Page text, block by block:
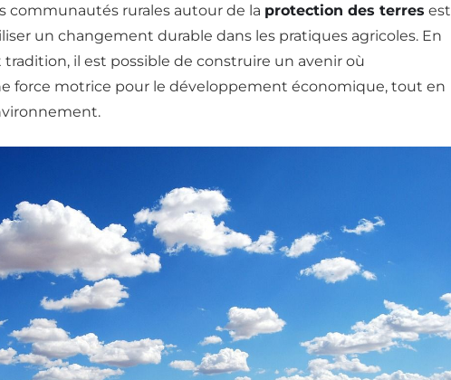
communautés rurales autour de la protection des terres est
un changement durable dans les pratiques agricoles. En
il est possible de construire un avenir où
force motrice pour le développement économique, tout en